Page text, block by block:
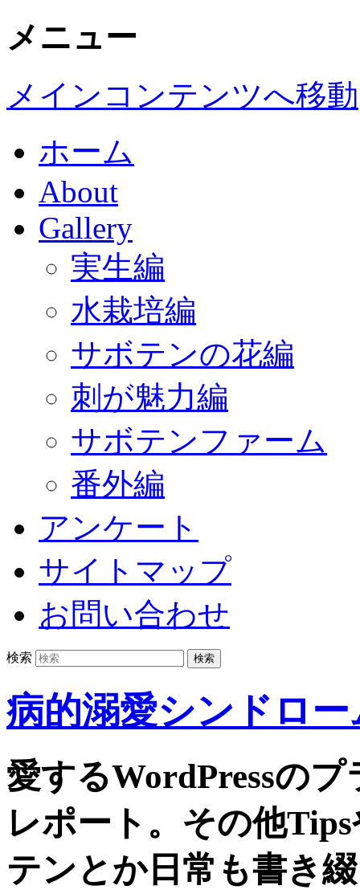
メニュー
メインコンテンツへ移動
ホーム
About
Gallery
実生編
水栽培編
サボテンの花編
刺が魅力編
サボテンファーム
番外編
アンケート
サイトマップ
お問い合わせ
検索
病的溺愛シンドロー
愛するWordPressの
レポート。その他
テンとか日常も書き